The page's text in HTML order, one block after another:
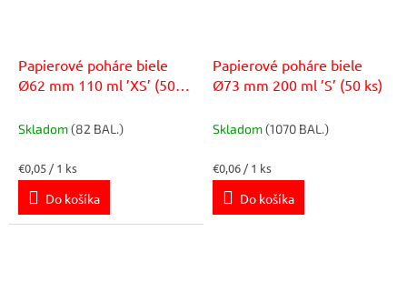
Papierové poháre biele
Ø62 mm 110 ml ’XS’ (50
Skladom(82 BAL.)
Jednotková
cena:
€0,05 / 1 ks
Do košíka
Papierové poháre biele
Ø73 mm 200 ml ’S’ (50 ks)
Skladom(1070 BAL.)
Jednotková
cena:
€0,06 / 1 ks
Do košíka